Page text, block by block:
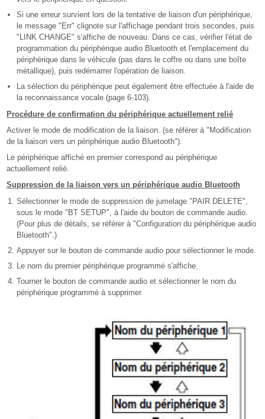
Si une erreur survient lors de la tentative de liaison d'un périphérique,
le message "Err" clignote sur l'affichage pendant trois secondes, puis
"LINK CHANGE" s'affiche de nouveau. Dans ce cas, vérifier l'état de
programmation du périphérique audio Bluetooth et l'emplacement du
périphérique dans le véhicule (pas dans le coffre ou dans une boîte
métallique), puis redémarrer l'opération de liaison.
La sélection du périphérique peut également être effectuée à l'aide de
la reconnaissance vocale (page 6-103).
Procédure de confirmation du périphérique actuellement relié
Activer le mode de modification de la liaison. (se référer à "Modification
de la liaison vers un périphérique audio Bluetooth").
Le périphérique affiché en premier correspond au périphérique
actuellement relié.
Suppression de la liaison vers un périphérique audio Bluetooth
Sélectionner le mode de suppression de jumelage "PAIR DELETE",
sous le mode "BT SETUP", à l'aide du bouton de commande audio.
(Pour plus de détails, se référer à "Configuration du périphérique audio
Bluetooth".)
Appuyer sur le bouton de commande audio pour sélectionner le mode.
Le nom du premier périphérique programmé s'affiche.
Tourner le bouton de commande audio et sélectionner le nom du
périphérique programmé à supprimer.